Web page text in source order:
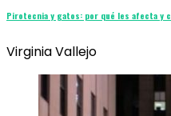
Pirotecnia y gatos: por qué les afecta y
Virginia Vallejo